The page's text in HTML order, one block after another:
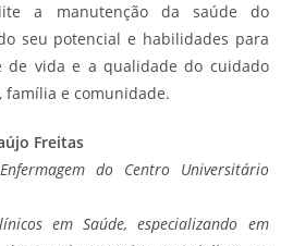
a manutenção da saúde do
seu potencial e habilidades para
de vida e a qualidade do cuidado
família e comunidade.
Freitas
do Centro Universitário
em Saúde, especializando em